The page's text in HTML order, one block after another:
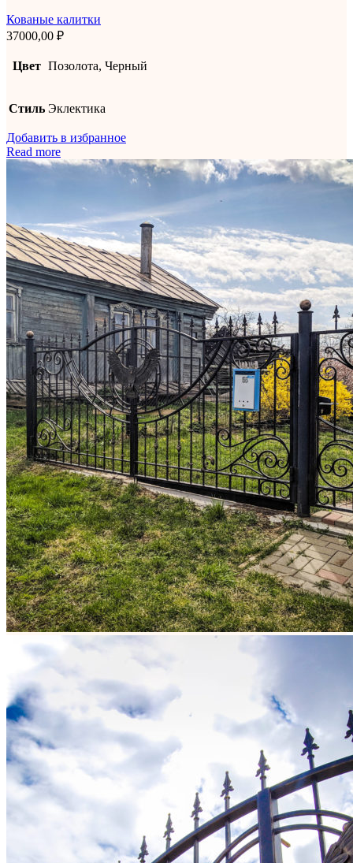
Кованые калитки
37000,00 ₽
Цвет Позолота, Черный
Стиль Эклектика
Добавить в избранное
Read more